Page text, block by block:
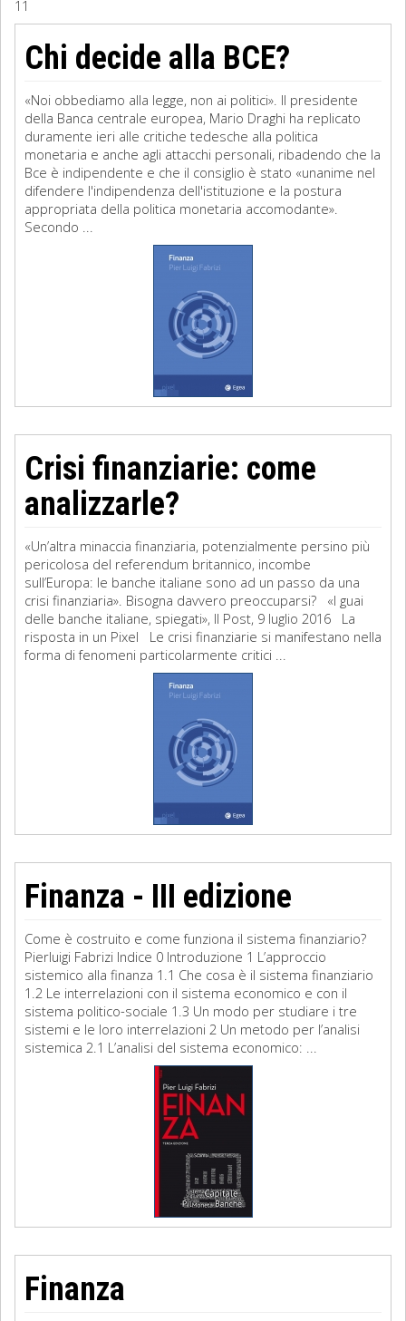
Filosofia
Storia
Matematica
Diritto
11
Chi decide alla BCE?
«Noi obbediamo alla legge, non ai politici». Il presidente
della Banca centrale europea, Mario Draghi ha replicato
duramente ieri alle critiche tedesche alla politica
monetaria e anche agli attacchi personali, ribadendo che la
Bce è indipendente e che il consiglio è stato «unanime nel
difendere l'indipendenza dell'istituzione e la postura
appropriata della politica monetaria accomodante».
Secondo ...
Crisi finanziarie: come
analizzarle?
«Un’altra minaccia finanziaria, potenzialmente persino più
pericolosa del referendum britannico, incombe
sull’Europa: le banche italiane sono ad un passo da una
crisi finanziaria». Bisogna davvero preoccuparsi? «I guai
delle banche italiane, spiegati», Il Post, 9 luglio 2016 La
risposta in un Pixel Le crisi finanziarie si manifestano nella
forma di fenomeni particolarmente critici ...
Finanza - III edizione
Come è costruito e come funziona il sistema finanziario?
Pierluigi Fabrizi Indice 0 Introduzione 1 L’approccio
sistemico alla finanza 1.1 Che cosa è il sistema finanziario
1.2 Le interrelazioni con il sistema economico e con il
sistema politico-sociale 1.3 Un modo per studiare i tre
sistemi e le loro interrelazioni 2 Un metodo per l’analisi
sistemica 2.1 L’analisi del sistema economico: ...
Finanza